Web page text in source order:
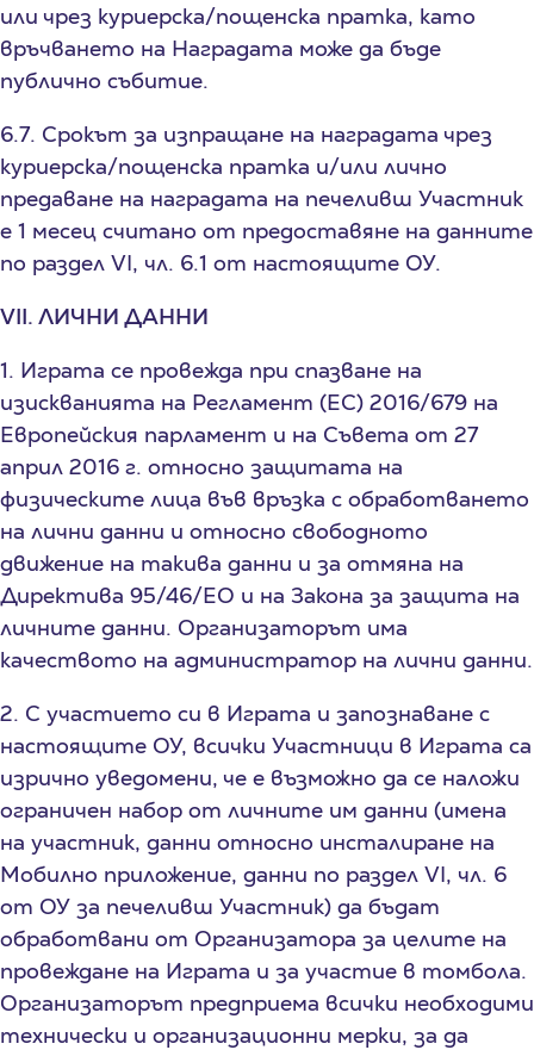
или чрез куриерска/пощенска пратка, като
връчването на Наградата може да бъде
публично събитие.
6.7. Срокът за изпращане на наградата чрез
куриерска/пощенска пратка и/или лично
предаване на наградата на печеливш Участник
е 1 месец считано от предоставяне на данните
по раздел VI, чл. 6.1 от настоящите ОУ.
VII. ЛИЧНИ ДАННИ
1. Играта се провежда при спазване на
изискванията на Регламент (ЕС) 2016/679 на
Европейския парламент и на Съвета от 27
април 2016 г. относно защитата на
физическите лица във връзка с обработването
на лични данни и относно свободното
движение на такива данни и за отмяна на
Директива 95/46/ЕО и на Закона за защита на
личните данни. Организаторът има
качеството на администратор на лични данни.
2. С участието си в Играта и запознаване с
настоящите ОУ, всички Участници в Играта са
изрично уведомени, че е възможно да се наложи
ограничен набор от личните им данни (имена
на участник, данни относно инсталиране на
Мобилно приложение, данни по раздел VI, чл. 6
от ОУ за печеливш Участник) да бъдат
обработвани от Организатора за целите на
провеждане на Играта и за участие в томбола.
Организаторът предприема всички необходими
технически и организационни мерки, за да